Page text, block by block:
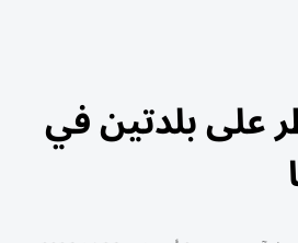
على بلدتين في